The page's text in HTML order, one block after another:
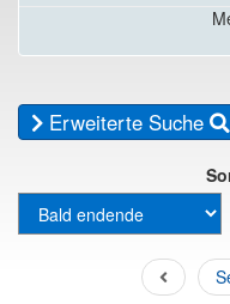
Erweiterte Suche